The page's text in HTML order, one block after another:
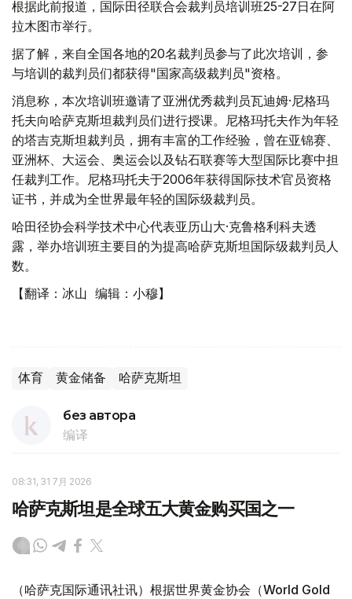
根据此前报道，国际田径联合会裁判员培训班25-27日在阿
拉木图市举行。
据了解，来自全国各地的20名裁判员参与了此次培训，参
与培训的裁判员们都获得"国家高级裁判员"资格。
消息称，本次培训班邀请了亚洲优秀裁判员瓦迪姆·尼格玛
托夫向哈萨克斯坦裁判员们进行授课。尼格玛托夫作为年轻
的塔吉克斯坦裁判员，拥有丰富的工作经验，曾在亚锦赛、
亚洲杯、大运会、奥运会以及钻石联赛等大型国际比赛中担
任裁判工作。尼格玛托夫于2006年获得国际技术官员资格
证书，并成为全世界最年轻的国际级裁判员。
哈田径协会科学技术中心代表亚历山大·克鲁格利科夫透
露，举办培训班主要目的为提高哈萨克斯坦国际级裁判员人
数。
【翻译：冰山 编辑：小穆】
体育 黄金储备 哈萨克斯坦
без автора
编译
08:31, 31 7月 2026
哈萨克斯坦是全球五大黄金购买国之一
（哈萨克国际通讯社讯）根据世界黄金协会（World Gold